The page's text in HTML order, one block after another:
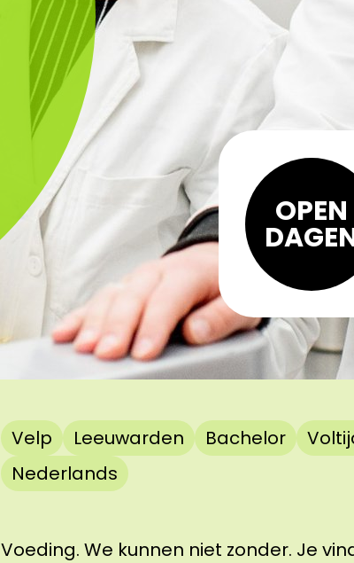
OPEN
Velp Leeuwarden Bachelor
Nederlands
Voeding. We kunnen niet zonder. Je